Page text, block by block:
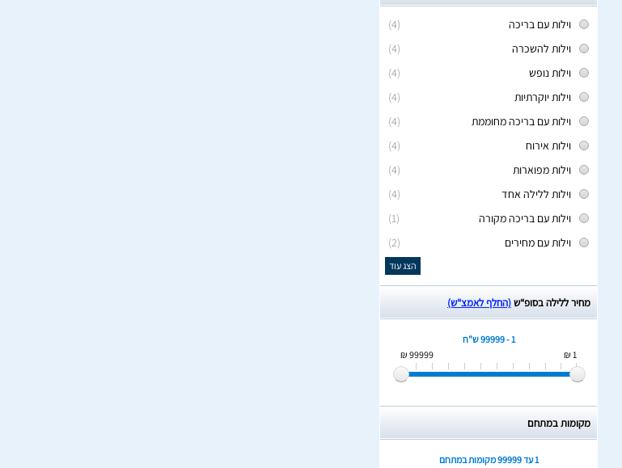
(4)
וילות עם בריכה
(4)
וילות להשכרה
(4)
וילות נופש
(4)
וילות יוקרתיות
(4)
וילות עם בריכה מחוממת
(4)
וילות אירוח
(4)
וילות מפוארות
(4)
וילות ללילה אחד
(1)
וילות עם בריכה מקורה
(2)
וילות עם מחירים
הצג עוד
מחיר ללילה בסופ“ש(החלף לאמצ“ש)
1 - 99999 ש"ח
1 ₪
99999 ₪
מקומות במתחם
1 עד 99999
מקומות במתחם